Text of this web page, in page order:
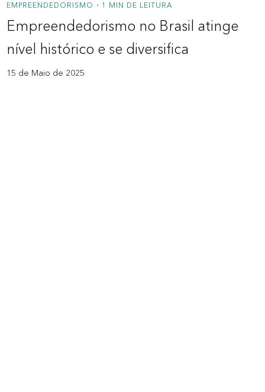
EMPREENDEDORISMO • 1 MIN DE LEITURA
Empreendedorismo no Brasil atinge
nível histórico e se diversifica
15 de Maio de 2025